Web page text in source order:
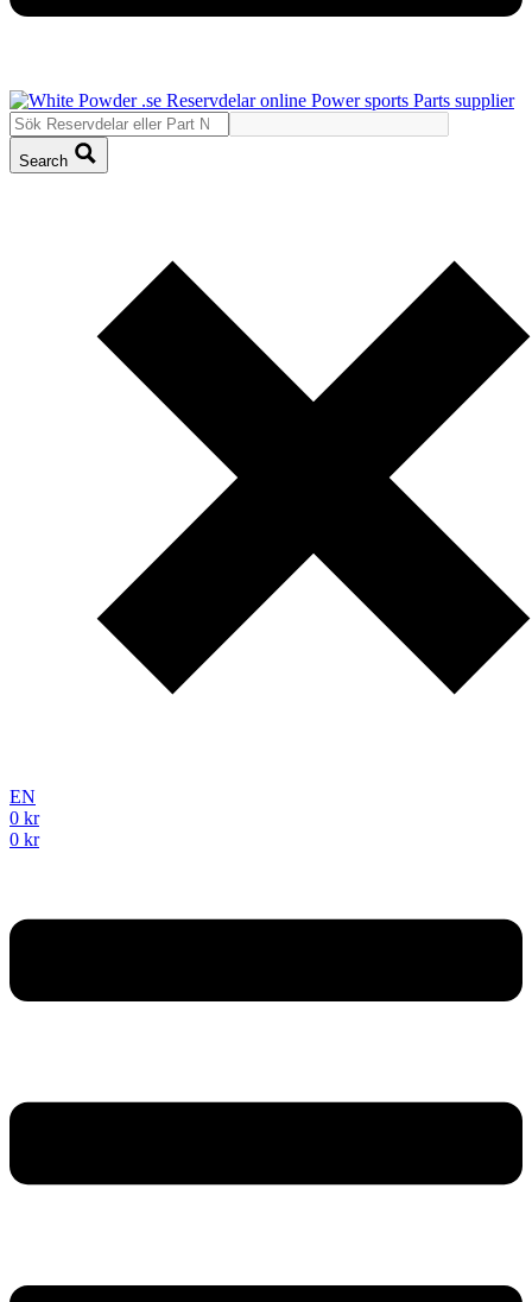
Search
EN
0 kr
0 kr